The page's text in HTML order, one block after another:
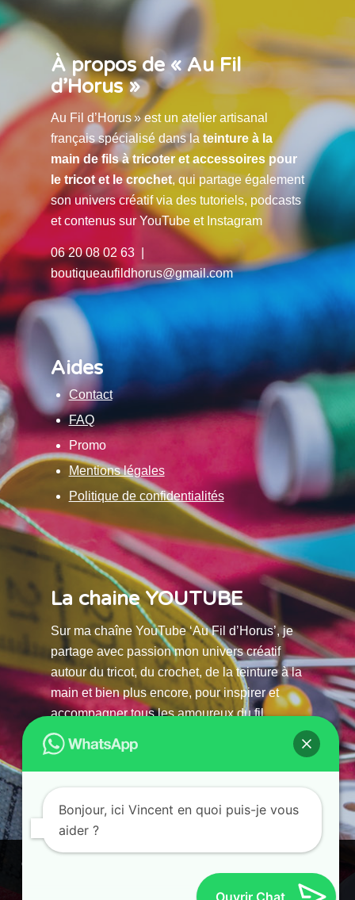
À propos de « Au Fil
d’Horus »
Au Fil d’Horus » est un atelier artisanal
français spécialisé dans la teinture à la
main de fils à tricoter et accessoires pour
le tricot et le crochet, qui partage également
son univers créatif via des tutoriels, podcasts
et contenus sur YouTube et Instagram
06 20 08 02 63 |
boutiqueaufildhorus@gmail.com
Aides
Contact
FAQ
Promo
Mentions légales
Politique de confidentialités
La chaine YOUTUBE
Sur ma chaîne YouTube ‘Au Fil d’Horus’, je
partage avec passion mon univers créatif
autour du tricot, du crochet, de la teinture à la
main et bien plus encore, pour inspirer et
accompagner tous les amoureux du fil.
© 2025 AU FILS D’HORUS| All Rights Reserved |
Ce site utilise des cookies. En continuant à parcourir ce site, vous
acceptez leur utilisation.
Bonjour, ici Vincent en quoi puis-je vous
aider ?
Ouvrir Chat